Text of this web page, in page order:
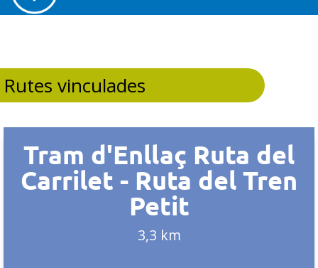
Rutes vinculades
Tram d'Enllaç Ruta del
Carrilet - Ruta del Tren
Petit
3,3 km